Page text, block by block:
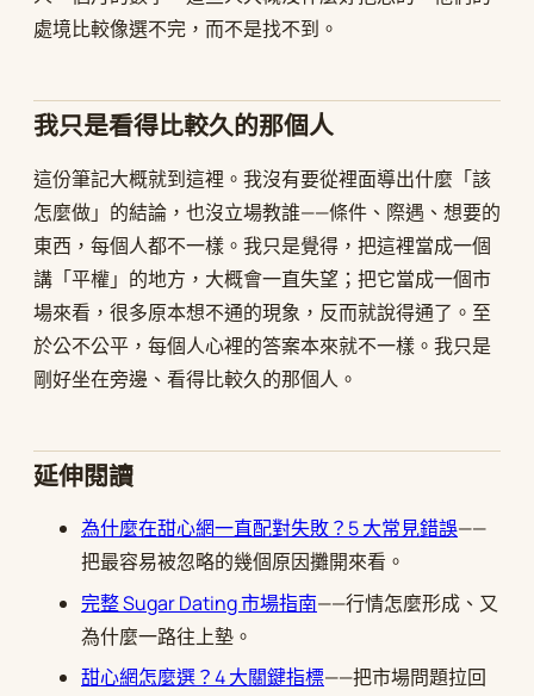
處境比較像選不完，而不是找不到。
我只是看得比較久的那個人
這份筆記大概就到這裡。我沒有要從裡面導出什麼「該
怎麼做」的結論，也沒立場教誰——條件、際遇、想要的
東西，每個人都不一樣。我只是覺得，把這裡當成一個
講「平權」的地方，大概會一直失望；把它當成一個市
場來看，很多原本想不通的現象，反而就說得通了。至
於公不公平，每個人心裡的答案本來就不一樣。我只是
剛好坐在旁邊、看得比較久的那個人。
延伸閱讀
為什麼在甜心網一直配對失敗？5 大常見錯誤——
把最容易被忽略的幾個原因攤開來看。
完整 Sugar Dating 市場指南——行情怎麼形成、又
為什麼一路往上墊。
甜心網怎麼選？4 大關鍵指標——把市場問題拉回